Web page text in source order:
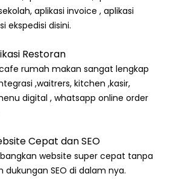
aplikasi invoice , aplikasi
ekspedisi disini.
Restoran
rumah makan sangat lengkap
,waitrers, kitchen ,kasir,
digital , whatsapp online order
Cepat dan SEO
website super cepat tanpa
SEO di dalam nya.